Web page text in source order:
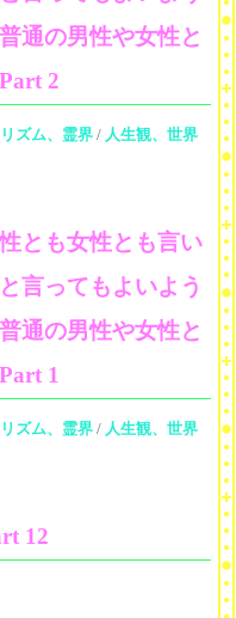
通の男性や女性と
2
ズム、霊界/ 人生観、世界
とも女性とも言い
言ってもよいよう
通の男性や女性と
1
ズム、霊界/ 人生観、世界
12